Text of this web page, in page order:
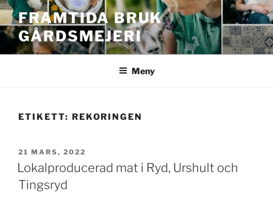
Hoppa
till
innehåll
FRAMTIDA BRUK
GÅRDSMEJERI
Meny
ETIKETT: REKORINGEN
PUBLICERAT
21 MARS, 2022
Lokalproducerad mat i Ryd, Urshult och
Tingsryd